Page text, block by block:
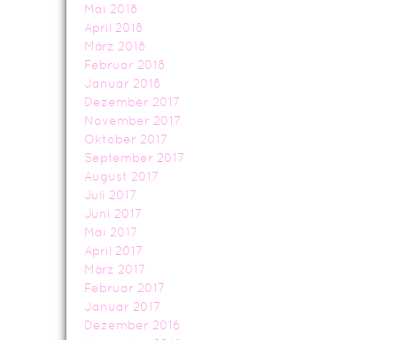
Mai 2018
April 2018
März 2018
Februar 2018
Januar 2018
Dezember 2017
November 2017
Oktober 2017
September 2017
August 2017
Juli 2017
Juni 2017
Mai 2017
April 2017
März 2017
Februar 2017
Januar 2017
Dezember 2016